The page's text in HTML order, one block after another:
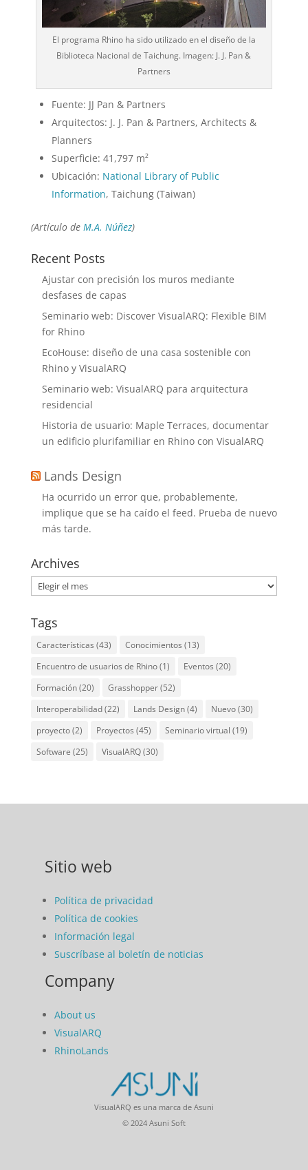
El programa Rhino ha sido utilizado en el diseño de la
Biblioteca Nacional de Taichung. Imagen: J. J. Pan &
Partners
Fuente: JJ Pan & Partners
Arquitectos: J. J. Pan & Partners, Architects &
Planners
Superficie: 41,797 m²
Ubicación: National Library of Public
Information, Taichung (Taiwan)
(Artículo de M.A. Núñez)
Recent Posts
Ajustar con precisión los muros mediante
desfases de capas
Seminario web: Discover VisualARQ: Flexible BIM
for Rhino
EcoHouse: diseño de una casa sostenible con
Rhino y VisualARQ
Seminario web: VisualARQ para arquitectura
residencial
Historia de usuario: Maple Terraces, documentar
un edificio plurifamiliar en Rhino con VisualARQ
Lands Design
Ha ocurrido un error que, probablemente,
implique que se ha caído el feed. Prueba de nuevo
más tarde.
Archives
Archives
Tags
Características (43) Conocimientos (13)
Encuentro de usuarios de Rhino(1) Eventos (20)
Formación(20) Grasshopper(52)
Interoperabilidad(22) Lands Design(4) Nuevo(30)
proyecto(2) Proyectos (45) Seminario virtual (19)
Software (25) VisualARQ(30)
Sitio web
Política de privacidad
Política de cookies
Información legal
Suscríbase al boletín de noticias
Company
About us
VisualARQ
RhinoLands
VisualARQ es una marca de Asuni
© 2024 Asuni Soft